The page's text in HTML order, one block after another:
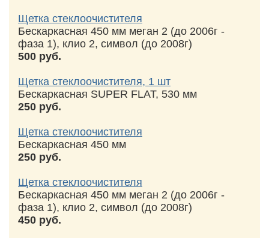
Щетка стеклоочистителя
Бескаркасная 450 мм меган 2 (до 2006г -
фаза 1), клио 2, символ (до 2008г)
500 руб.
Щетка стеклоочистителя, 1 шт
Бескаркасная SUPER FLAT, 530 мм
250 руб.
Щетка стеклоочистителя
Бескаркасная 450 мм
250 руб.
Щетка стеклоочистителя
Бескаркасная 450 мм меган 2 (до 2006г -
фаза 1), клио 2, символ (до 2008г)
450 руб.